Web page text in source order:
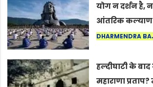
योग न दर्शन है,
आंतरिक कल्याण
अंतरराष्ट्रीय
DHARMENDRA
हल्दीघाटी के
महाराणा